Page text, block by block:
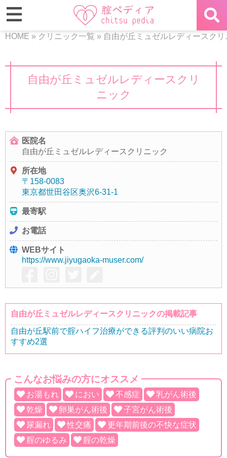
HOME » クリニック一覧 » 自由が丘ミュゼルレディースクリ
自由が丘ミュゼルレディースクリ
ニック
医院名
自由が丘ミュゼルレディースクリニック
所在地
〒158-0083
東京都世田谷区奥沢6-31-1
最寄駅
お電話
WEBサイト
https://www.jiyugaoka-muser.com/
自由が丘ミュゼルレディースクリニックの掲載記事
自由が丘駅前で腟ハイフ治療ができる評判のいい病院お
すすめ2選
こんなお悩みの方にオススメ
お湯もれ におい 不感症
乳がん術後
乾燥
卵巣がん術後
子宮がん術後
尿漏れ
性交痛
更年期前後の不快な症状
腟のゆるみ
腟の乾燥